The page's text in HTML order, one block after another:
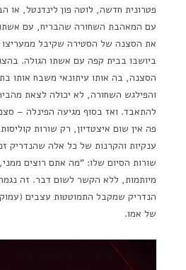
פטרונית חדשה, לוטה פון לינדנטל, או
עם המאהבת השחורה שהבריח, עם אשתו
את הסצנה של הסטירה שקיבל ממעריצו
ביושבו בבית קפה עם אשתו הגולה.
הסצנה, בה אותו עיתונאי משבח אותו
והפילגש השחורה, לא יכולה לצאת
להתאבד. ואז בסוף מגיעה הפינלה –
פה אין שום איצטדיון, רק שורות
ענקיות והקרנות של כל אלה שהנדריק
שורות הסיום שלו: "מה אתם רוצים
מיותמות, ללא הקשר לשום דבר. זה
הנדריק שמקבל התמוטטות עצבים
של אמו.